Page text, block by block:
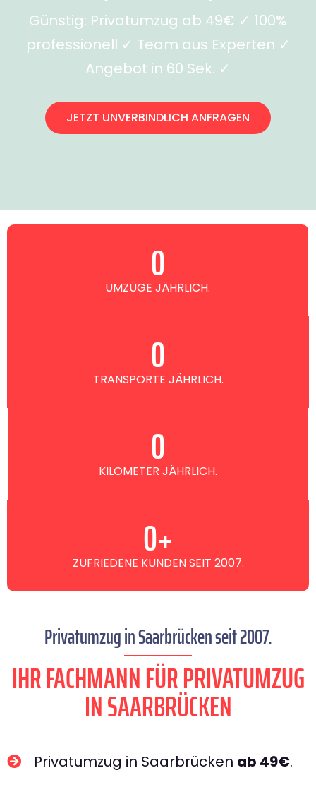
Günstig: Privatumzug ab 49€ ✓ 100%
professionell ✓ Team aus Experten ✓
Angebot in 60 Sek. ✓
JETZT UNVERBINDLICH ANFRAGEN
UMZÜGE JÄHRLICH.
0
TRANSPORTE JÄHRLICH.
0
KILOMETER JÄHRLICH.
0
ZUFRIEDENE KUNDEN SEIT 2007.
0+
Privatumzug in Saarbrücken seit 2007.
IHR FACHMANN FÜR PRIVATUMZUG
IN SAARBRÜCKEN​
Privatumzug in Saarbrücken ab 49€.